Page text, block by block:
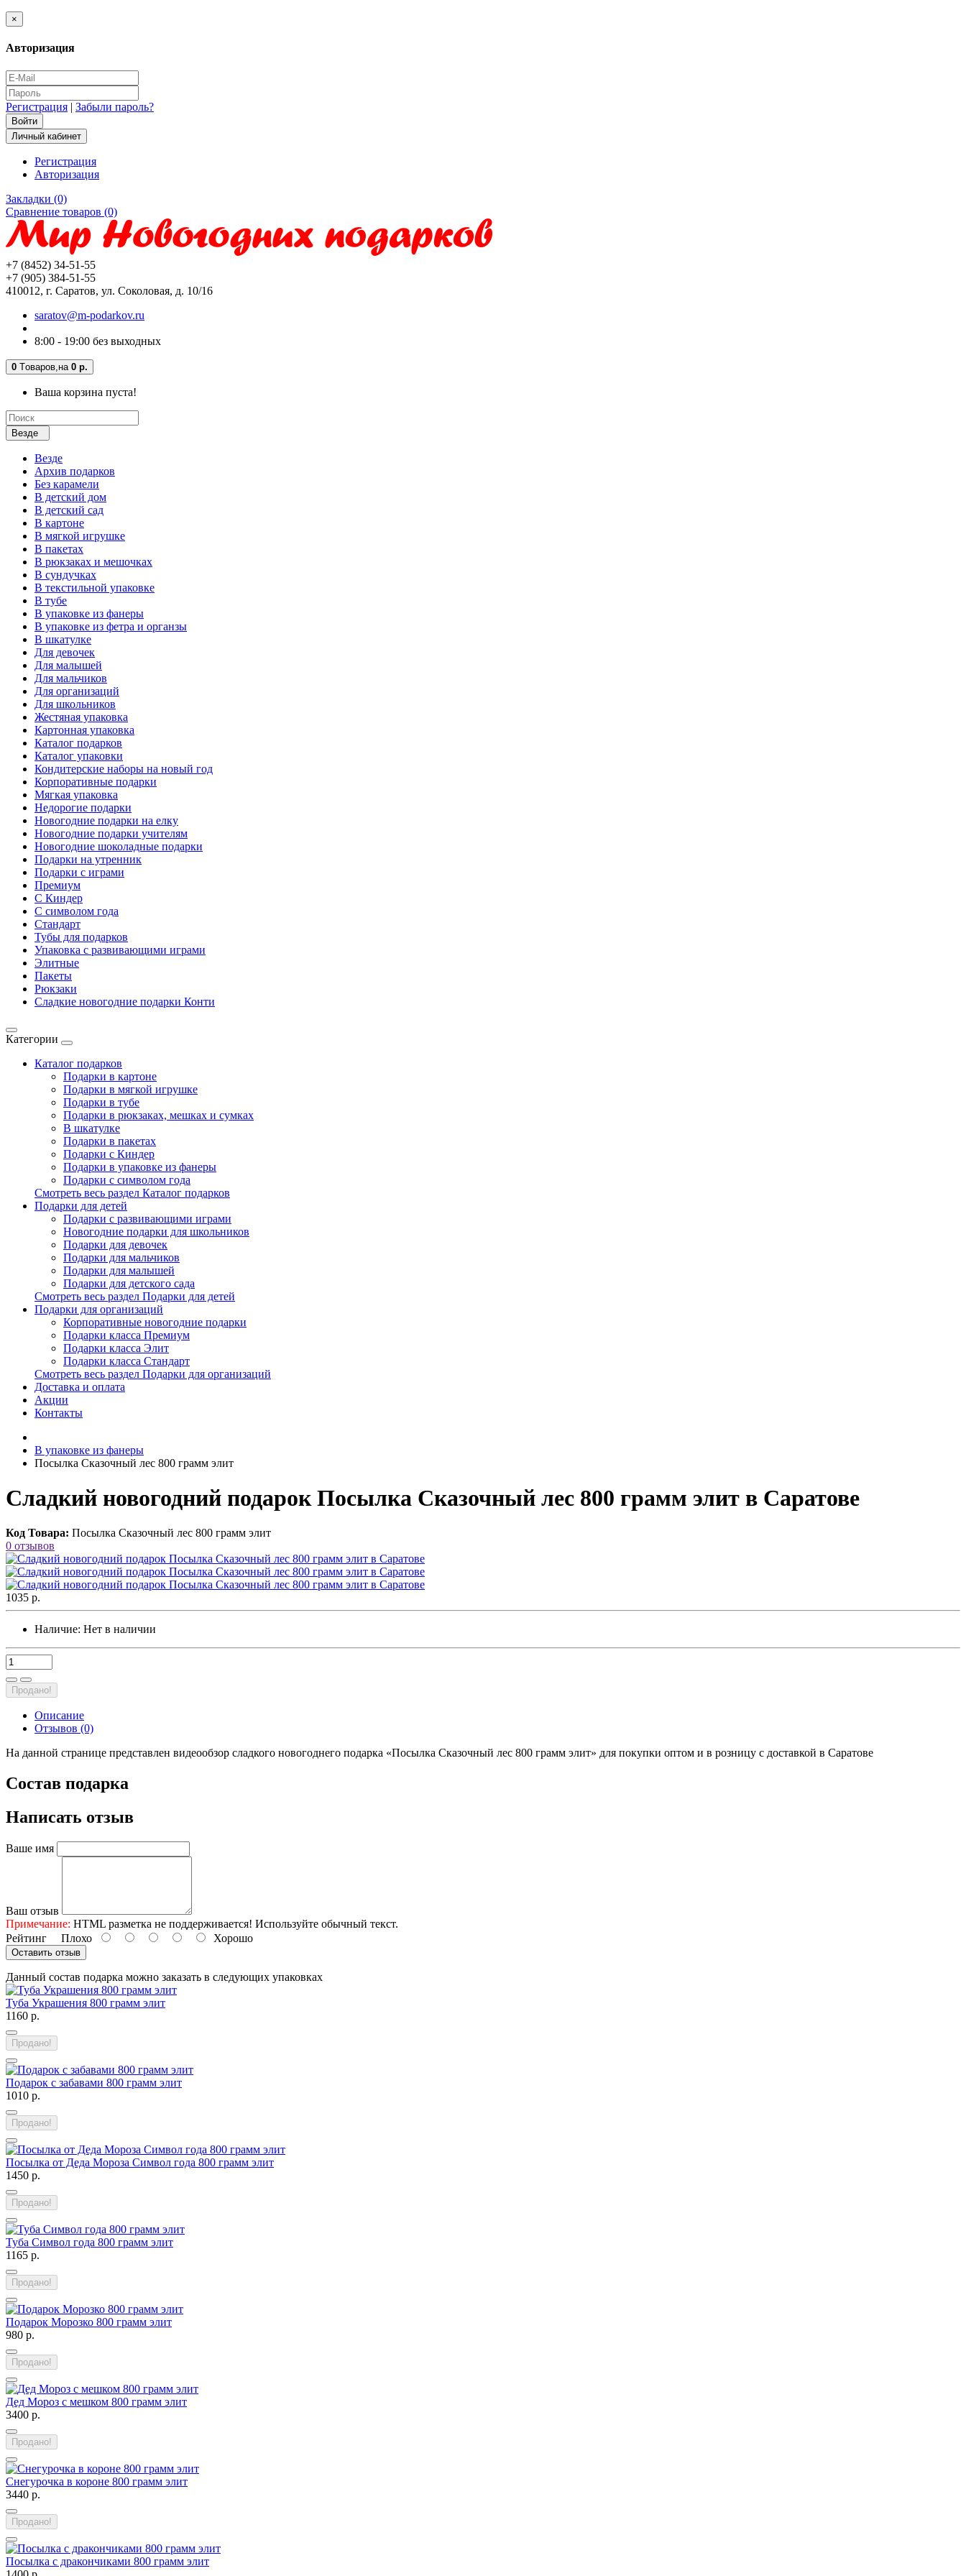
×
Авторизация
Регистрация | Забыли пароль?
Личный кабинет
Регистрация
Авторизация
Закладки (0)
Сравнение товаров (0)
+7 (8452) 34-51-55
+7 (905) 384-51-55
410012, г. Саратов, ул. Соколовая, д. 10/16
saratov@m-podarkov.ru
8:00 - 19:00 без выходных
0 Tоваров, на 0 р.
Ваша корзина пуста!
Везде
Везде
Архив подарков
Без карамели
В детский дом
В детский сад
В картоне
В мягкой игрушке
В пакетах
В рюкзаках и мешочках
В сундучках
В текстильной упаковке
В тубе
В упаковке из фанеры
В упаковке из фетра и органзы
В шкатулке
Для девочек
Для малышей
Для мальчиков
Для организаций
Для школьников
Жестяная упаковка
Картонная упаковка
Каталог подарков
Каталог упаковки
Кондитерские наборы на новый год
Корпоративные подарки
Мягкая упаковка
Недорогие подарки
Новогодние подарки на елку
Новогодние подарки учителям
Новогодние шоколадные подарки
Подарки на утренник
Подарки с играми
Премиум
С Киндер
С символом года
Стандарт
Тубы для подарков
Упаковка с развивающими играми
Элитные
Пакеты
Рюкзаки
Сладкие новогодние подарки Конти
Категории
Каталог подарков
Подарки в картоне
Подарки в мягкой игрушке
Подарки в тубе
Подарки в рюкзаках, мешках и сумках
В шкатулке
Подарки в пакетах
Подарки с Киндер
Подарки в упаковке из фанеры
Подарки с символом года
Смотреть весь раздел Каталог подарков
Подарки для детей
Подарки с развивающими играми
Новогодние подарки для школьников
Подарки для девочек
Подарки для мальчиков
Подарки для малышей
Подарки для детского сада
Смотреть весь раздел Подарки для детей
Подарки для организаций
Корпоративные новогодние подарки
Подарки класса Премиум
Подарки класса Элит
Подарки класса Стандарт
Смотреть весь раздел Подарки для организаций
Доставка и оплата
Акции
Контакты
В упаковке из фанеры
Посылка Сказочный лес 800 грамм элит
Сладкий новогодний подарок Посылка Сказочный лес 800 грамм элит в Саратове
Код Товара: Посылка Сказочный лес 800 грамм элит
0 отзывов
1035 р.
Наличие: Нет в наличии
Продано!
Описание
Отзывов (0)
На данной странице представлен видеообзор сладкого новогоднего подарка «Посылка Сказочный лес 800 грамм элит» для покупки оптом и в розницу с доставкой в Саратове
Состав подарка
Написать отзыв
Ваше имя
Ваш отзыв
Примечание: HTML разметка не поддерживается! Используйте обычный текст.
Рейтинг Плохо Хорошо
Оставить отзыв
Данный состав подарка можно заказать в следующих упаковках
Туба Украшения 800 грамм элит
1160 р.
Продано!
Подарок с забавами 800 грамм элит
1010 р.
Продано!
Посылка от Деда Мороза Символ года 800 грамм элит
1450 р.
Продано!
Туба Символ года 800 грамм элит
1165 р.
Продано!
Подарок Морозко 800 грамм элит
980 р.
Продано!
Дед Мороз с мешком 800 грамм элит
3400 р.
Продано!
Снегурочка в короне 800 грамм элит
3440 р.
Продано!
Посылка с дракончиками 800 грамм элит